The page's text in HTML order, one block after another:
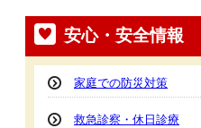
安心・安全情報
家庭での防災対策
救急診察・休日診療